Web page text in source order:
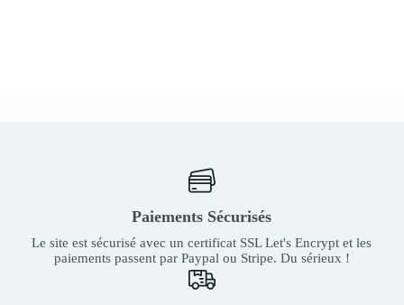
Paiements Sécurisés
Le site est sécurisé avec un certificat SSL Let's Encrypt et les
paiements passent par Paypal ou Stripe. Du sérieux !